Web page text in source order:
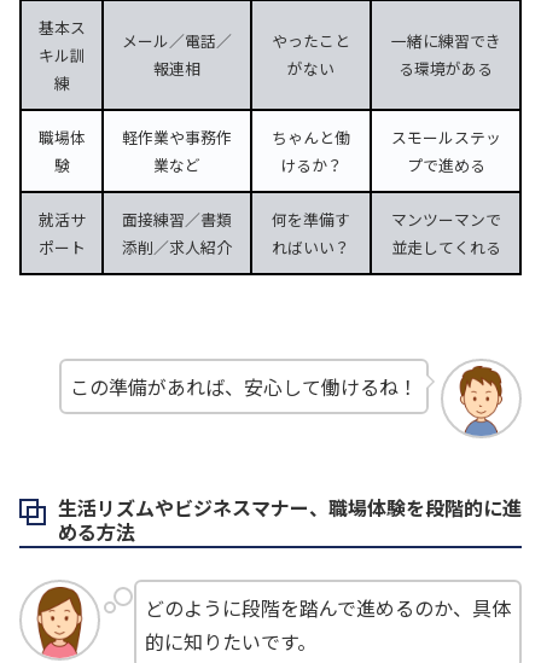
基本ス
キル訓
練
メール／電話／
報連相
やったこと
がない
一緒に練習でき
る環境がある
職場体
験
軽作業や事務作
業など
ちゃんと働
けるか？
スモールステッ
プで進める
就活サ
ポート
面接練習／書類
添削／求人紹介
何を準備す
ればいい？
マンツーマンで
並走してくれる
この準備があれば、安心して働けるね！
生活リズムやビジネスマナー、職場体験を段階的に進
める方法
どのように段階を踏んで進めるのか、具体
的に知りたいです。